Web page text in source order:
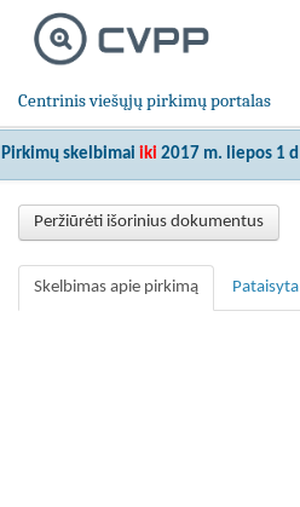
Centrinis viešųjų pirkimų portalas
Pirkimų skelbimai iki 2017 m. liepos 1 d
Peržiūrėti išorinius dokumentus
Skelbimas apie pirkimą Pataisyta